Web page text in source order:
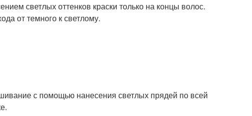
светлых оттенков краски только на концы волос.
от темного к светлому.
с помощью нанесения светлых прядей по всей